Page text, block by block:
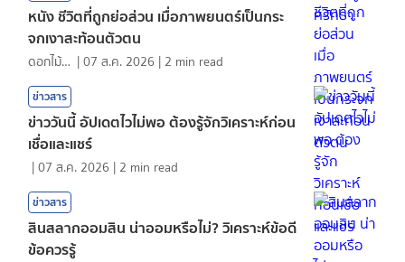
หนัง ชีวิตที่ถูกย่อส่วน เมื่อภาพยนตร์เป็นกระ
จกเงาสะท้อนตัวตน
ดอกไม้กับสายน้ำ |07 ส.ค. 2026 | 2 min read
ข่าวสาร
ข่าววันนี้ อัปเดตไวไม่พอ ต้องรู้จักวิเคราะห์ก่อน
เชื่อและแชร์
|07 ส.ค. 2026 | 2 min read
ข่าวสาร
สินสลากออมสิน น่าออมหรือไม่? วิเคราะห์ข้อดี
ข้อควรรู้